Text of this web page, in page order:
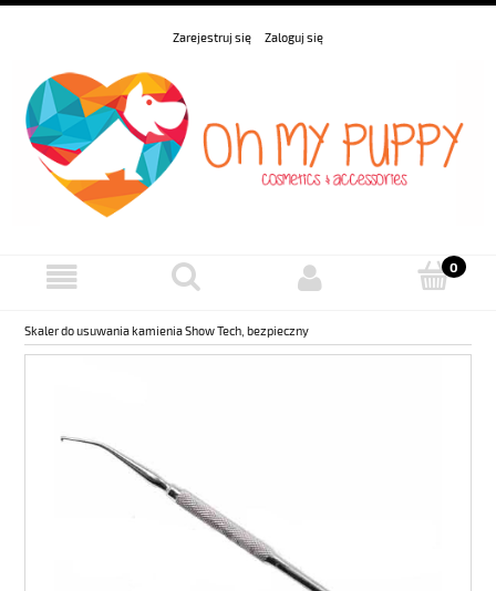
Zarejestruj się Zaloguj się
Skaler do usuwania kamienia Show Tech, bezpieczny